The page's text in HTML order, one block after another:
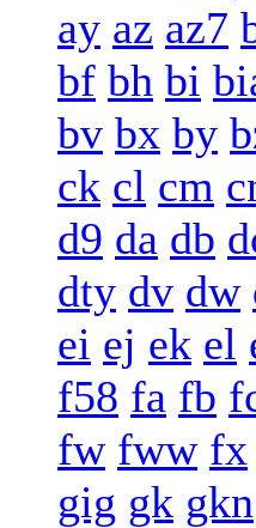
ay az az7
bf bh bi
bv bx by
ck cl cm
d9 da db
dty dv dw
ei ej ek el
f58 fa fb
fw fww fx
gig gk gkn